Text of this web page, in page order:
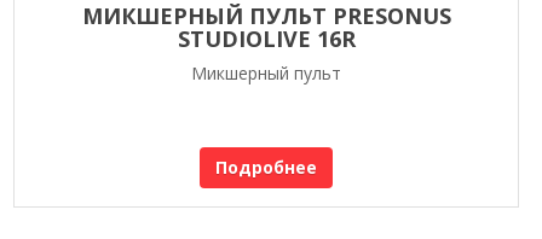
МИКШЕРНЫЙ ПУЛЬТ PRESONUS
STUDIOLIVE 16R
Микшерный пульт
Подробнее